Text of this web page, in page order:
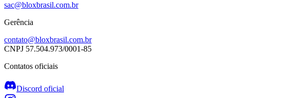
sac@bloxbrasil.com.br
Gerência
contato@bloxbrasil.com.br
CNPJ 57.504.973/0001-85
Contatos oficiais
Discord oficial